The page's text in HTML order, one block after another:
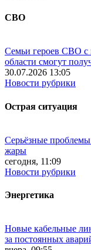
СВО
Семьи героев СВО с
области смогут
30.07.2026 13:05
Новости рубрики
Острая ситуация
Серьёзные проблемы
жары
сегодня, 11:09
Новости рубрики
Энергетика
Новые кабельные
за постоянных